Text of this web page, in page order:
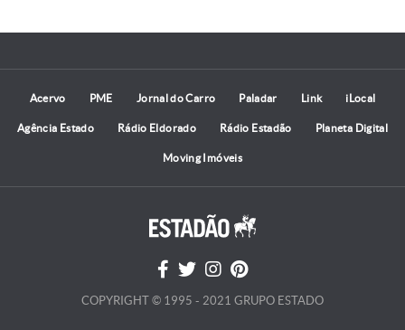
Acervo PME Jornal do Carro Paladar Link iLocal
Agência Estado Rádio Eldorado Rádio Estadão Planeta Digital
Moving Imóveis
COPYRIGHT © 1995 - 2021 GRUPO ESTADO